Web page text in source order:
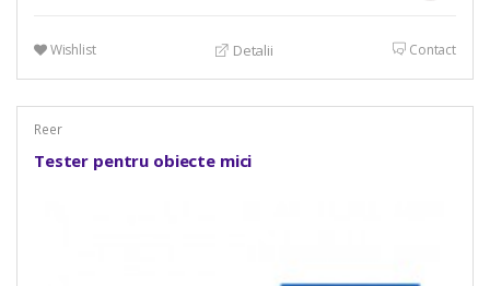
Wishlist Detalii Contact
Reer
Tester pentru obiecte mici